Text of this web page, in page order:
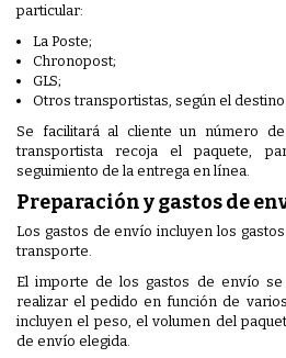
particular:
La Poste;
Chronopost;
GLS;
Otros transportistas, según el
Se facilitará al cliente un número
transportista recoja el paquete,
seguimiento de la entrega en línea.
Preparación y gastos de
Los gastos de envío incluyen los
transporte.
El importe de los gastos de envío se
realizar el pedido en función de
incluyen el peso, el volumen del
de envío elegida.